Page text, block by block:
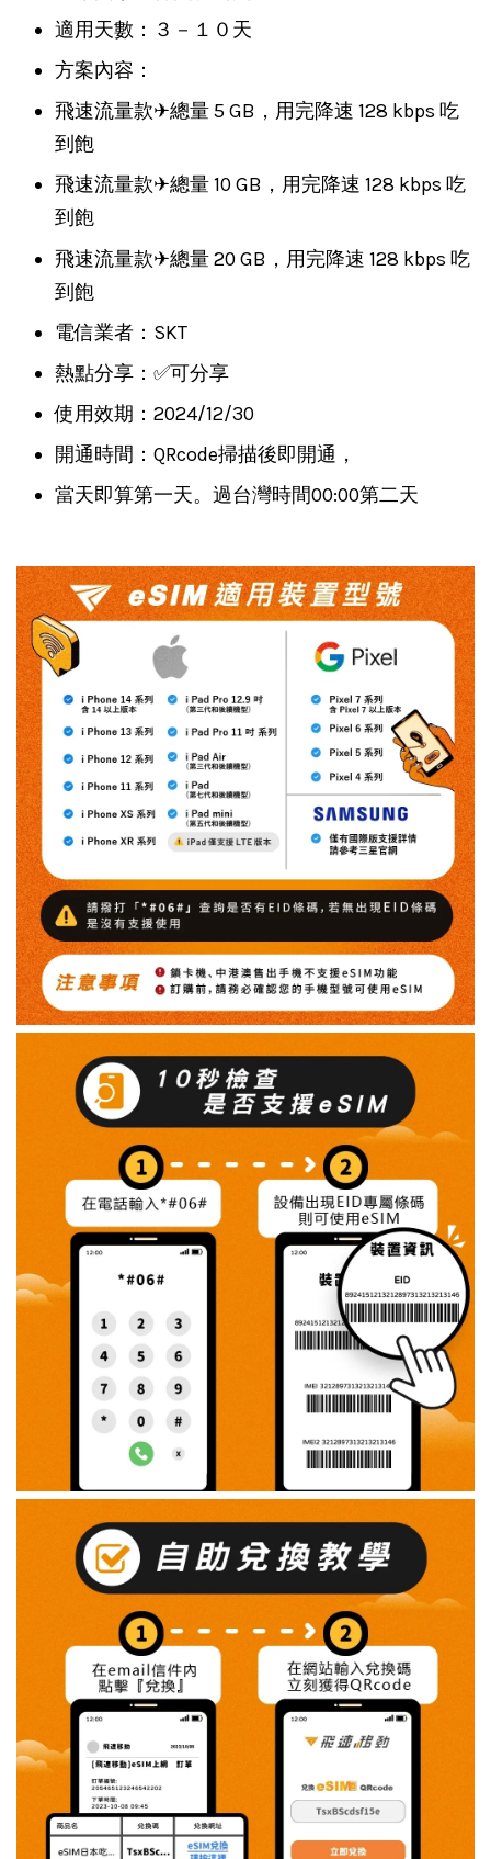
適用天數：３－１０天
方案內容：
飛速流量款✈總量 5 GB，用完降速 128 kbps 吃
到飽
飛速流量款✈總量 10 GB，用完降速 128 kbps 吃
到飽
飛速流量款✈總量 20 GB，用完降速 128 kbps 吃
到飽
電信業者：SKT
熱點分享：✅可分享
使用效期：2024/12/30
開通時間：QRcode掃描後即開通，
當天即算第一天。過台灣時間00:00第二天